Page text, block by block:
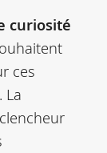
curiosité
ces
La